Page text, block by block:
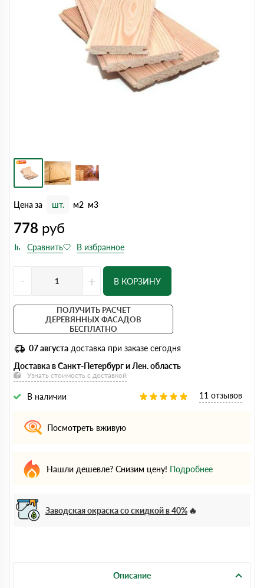
Цена за шт. м2 м3
778 руб
- + В КОРЗИНУ
ПОЛУЧИТЬ РАСЧЕТ
ДЕРЕВЯННЫХ ФАСАДОВ
БЕСПЛАТНО
07 августа доставка при заказе сегодня
Доставка в Санкт-Петербург и Лен. область
Узнать стоимость с доставкой
В наличии 11 отзывов
Посмотреть вживую
Нашли дешевле? Снизим цену! Подробнее
Заводская окраска со скидкой в 40%
Описание